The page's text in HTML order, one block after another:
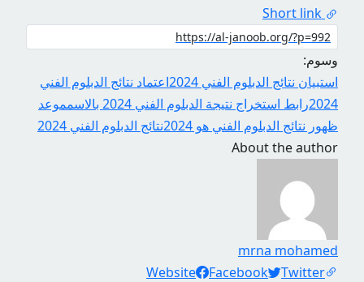
Short link
وسوم:
استبيان نتائج الدبلوم الفني 2024
اعتماد نتائج الدبلوم الفني
2024رابط استخراج نتيجة الدبلوم الفني 2024 بالاسم
موعد
ظهور نتائج الدبلوم الفني هو 2024
نتائج الدبلوم الفني 2024
About the author
mrna mohamed
Social Links
Website Facebook
Twitter